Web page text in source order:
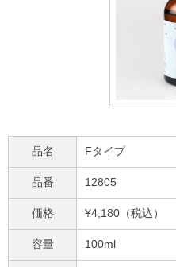
品名 Fタイプ
品番 12805
価格 ¥4,180（税込）
容量 100ml